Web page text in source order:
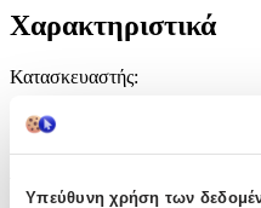
Υπεύθυνη χρήση των
Χαρακτηριστικά
Κατασκευαστής: